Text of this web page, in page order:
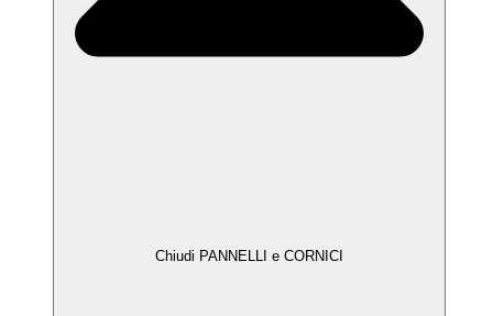
Chiudi PANNELLI e CORNICI